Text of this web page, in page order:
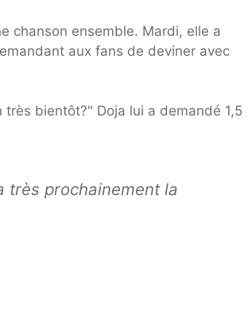
chanson ensemble. Mardi, elle a
aux fans de deviner avec
bientôt?" Doja lui a demandé 1,5
très prochainement la